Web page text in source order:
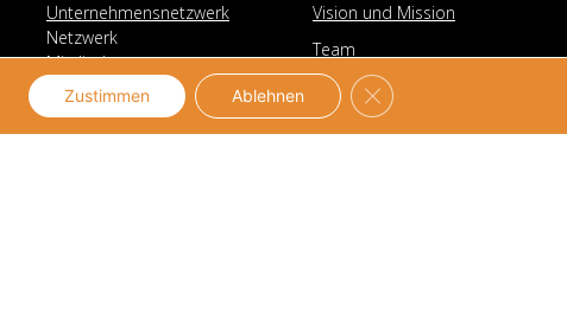
Unternehmensnetzwerk
Netzwerk
Mitglieder
Mitgliedschaft
Mittlernetzwerk
Vision und Mission
Team
Partner
Transparenz
Zustimmen Ablehnen GDPR Cookie-Banner